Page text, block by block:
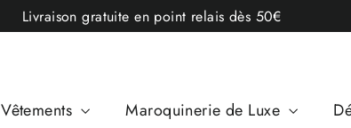
Livraison gratuite en point relais dès 50€
Vêtements Maroquinerie de Luxe